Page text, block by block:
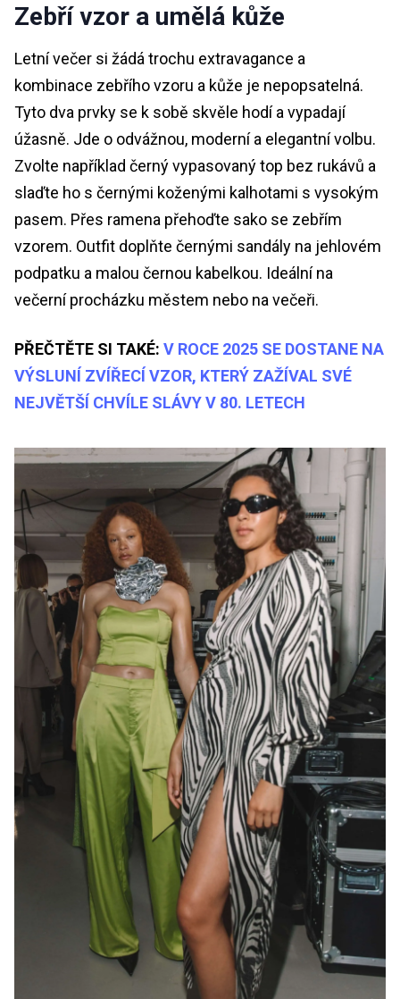
Zebří vzor a umělá kůže
Letní večer si žádá trochu extravagance a
kombinace zebřího vzoru a kůže je nepopsatelná.
Tyto dva prvky se k sobě skvěle hodí a vypadají
úžasně. Jde o odvážnou, moderní a elegantní volbu.
Zvolte například černý vypasovaný top bez rukávů a
slaďte ho s černými koženými kalhotami s vysokým
pasem. Přes ramena přehoďte sako se zebřím
vzorem. Outfit doplňte černými sandály na jehlovém
podpatku a malou černou kabelkou. Ideální na
večerní procházku městem nebo na večeři.
PŘEČTĚTE SI TAKÉ: V ROCE 2025 SE DOSTANE NA
VÝSLUNÍ ZVÍŘECÍ VZOR, KTERÝ ZAŽÍVAL SVÉ
NEJVĚTŠÍ CHVÍLE SLÁVY V 80. LETECH